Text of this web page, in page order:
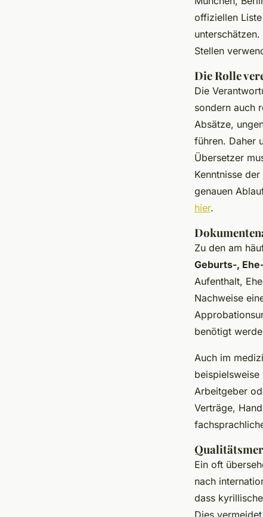
offiziellen
Stellen
Die Rolle
Die
sondern auch
Absätze,
führen. Daher
Übersetzer
Kenntnisse
genauen
hier.
Zu den am
Geburts-,
Aufenthalt,
Nachweise
benötigt
Auch im
Arbeitgeber
Verträge,
Ein oft
nach
dass